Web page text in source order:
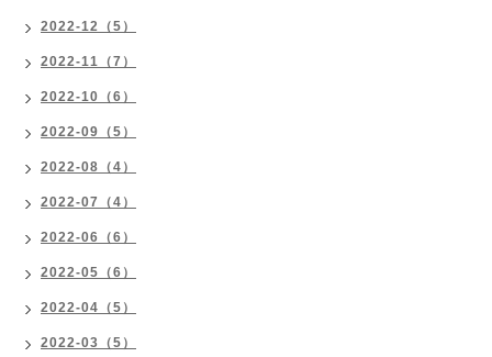
2022-12（5）
2022-11（7）
2022-10（6）
2022-09（5）
2022-08（4）
2022-07（4）
2022-06（6）
2022-05（6）
2022-04（5）
2022-03（5）